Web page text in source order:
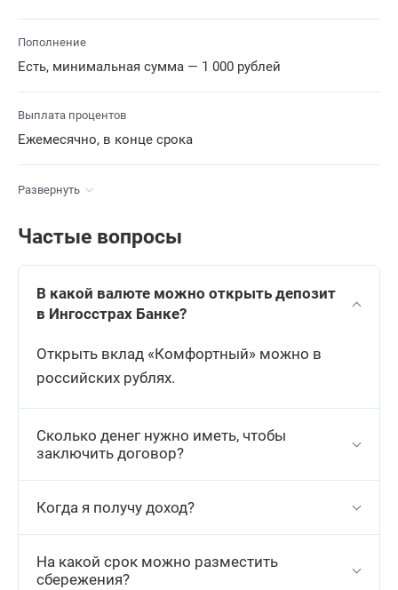
Пополнение
Есть, минимальная сумма — 1 000 рублей
Выплата процентов
Ежемесячно, в конце срока
Развернуть
Частые вопросы
В какой валюте можно открыть депозит
в Ингосстрах Банке?
Открыть вклад «Комфортный» можно в
российских рублях.
Сколько денег нужно иметь, чтобы
заключить договор?
Когда я получу доход?
На какой срок можно разместить
сбережения?